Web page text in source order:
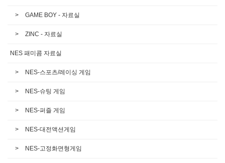
GAME BOY - 자료실
ZINC - 자료실
NES 패미콤 자료실
NES-스포츠/레이싱 게임
NES-슈팅 게임
NES-퍼즐 게임
NES-대전액션게임
NES-고정화면형게임